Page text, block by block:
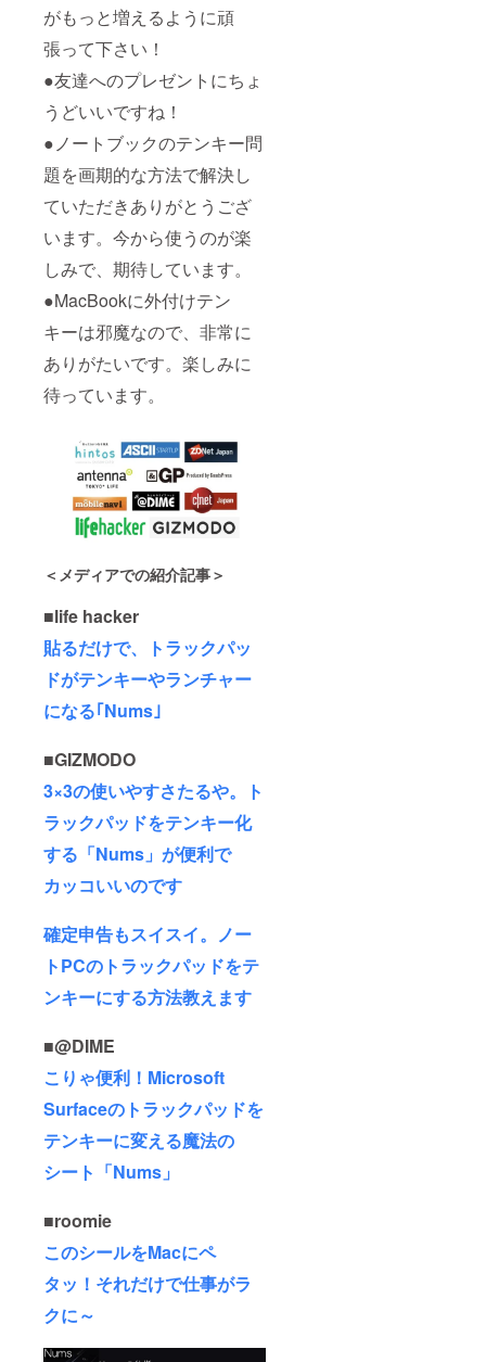
がもっと増えるように頑
張って下さい！
●友達へのプレゼントにちょ
うどいいですね！
●ノートブックのテンキー問
題を画期的な方法で解決し
ていただきありがとうござ
います。今から使うのが楽
しみで、期待しています。
●MacBookに外付けテン
キーは邪魔なので、非常に
ありがたいです。楽しみに
待っています。
＜メディアでの紹介記事＞
■life hacker
貼るだけで、トラックパッ
ドがテンキーやランチャー
になる｢Nums｣
■GIZMODO
3×3の使いやすさたるや。ト
ラックパッドをテンキー化
する「Nums」が便利で
カッコいいのです
確定申告もスイスイ。ノー
トPCのトラックパッドをテ
ンキーにする方法教えます
■@DIME
こりゃ便利！Microsoft
Surfaceのトラックパッドを
テンキーに変える魔法の
シート「Nums」
■roomie
このシールをMacにペ
タッ！それだけで仕事がラ
クに～